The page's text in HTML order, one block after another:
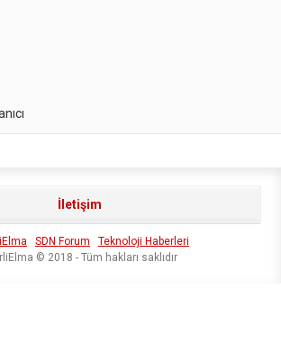
İletişim
SDN Forum
Teknoloji Haberleri
© 2018 - Tüm hakları saklıdır